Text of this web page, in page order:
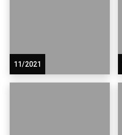
11/2021